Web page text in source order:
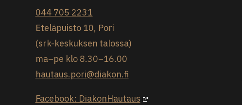
044 705 2231
Eteläpuisto 10, Pori
(srk-keskuksen talossa)
ma–pe klo 8.30–16.00
hautaus.pori@diakon.fi
Facebook: DiakonHautaus